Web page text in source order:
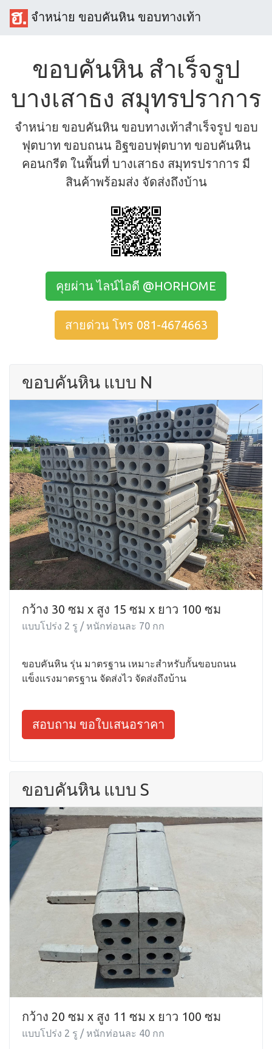
จำหน่าย ขอบคันหิน ขอบทางเท้า
ขอบคันหิน สำเร็จรูป
บางเสาธง สมุทรปราการ
จำหน่าย ขอบคันหิน ขอบทางเท้าสำเร็จรูป ขอบ
ฟุตบาท ขอบถนน อิฐขอบฟุตบาท ขอบคันหิน
คอนกรีต ในพื้นที่ บางเสาธง สมุทรปราการ มี
สินค้าพร้อมส่ง จัดส่งถึงบ้าน
คุยผ่าน ไลน์ไอดี @HORHOME
สายด่วน โทร 081-4674663
ขอบคันหิน แบบ N
กว้าง 30 ซม x สูง 15 ซม x ยาว 100 ซม
แบบโปร่ง 2 รู / หนักท่อนละ 70 กก
ขอบคันหิน รุ่น มาตรฐาน เหมาะสำหรับกั้นขอบถนน
แข็งแรงมาตรฐาน จัดส่งไว จัดส่งถึงบ้าน
สอบถาม ขอใบเสนอราคา
ขอบคันหิน แบบ S
กว้าง 20 ซม x สูง 11 ซม x ยาว 100 ซม
แบบโปร่ง 2 รู / หนักท่อนละ 40 กก